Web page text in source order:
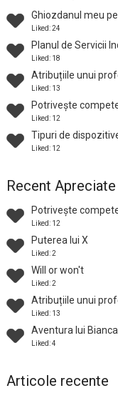
Ghiozdanul meu
Liked: 24
Planul de Servicii
Liked: 18
Atribuțiile unui
Liked: 13
Potrivește
Liked: 12
Tipuri de
Liked: 12
Recent Apreciate
Potrivește
Liked: 12
Puterea lui X
Liked: 2
Will or won't
Liked: 2
Atribuțiile unui
Liked: 13
Aventura lui
Liked: 4
Articole recente